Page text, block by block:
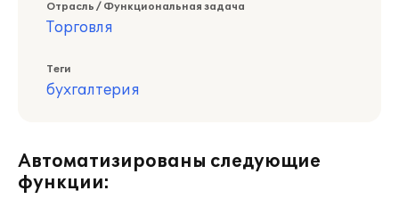
Отрасль / Функциональная задача
Торговля
Теги
бухгалтерия
Автоматизированы следующие
функции: